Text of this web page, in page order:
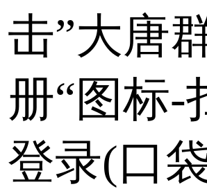
击”大唐
册“图标-
登录(口